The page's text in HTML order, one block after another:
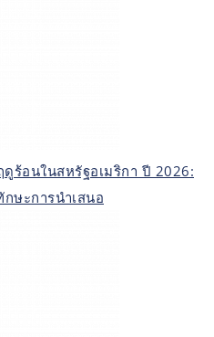
ร้อนในสหรัฐอเมริกา ปี 2026:
ษะการนำเสนอ